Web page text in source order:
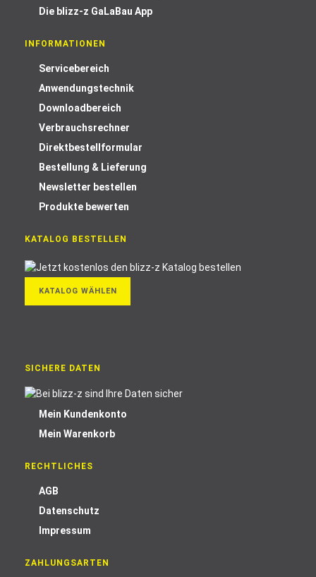
Die blizz-z GaLaBau App
INFORMATIONEN
Servicebereich
Anwendungstechnik
Downloadbereich
Verbrauchsrechner
Direktbestellformular
Bestellung & Lieferung
Newsletter bestellen
Produkte bewerten
KATALOG BESTELLEN
KATALOG WÄHLEN
SICHERE DATEN
Mein Kundenkonto
Mein Warenkorb
RECHTLICHES
AGB
Datenschutz
Impressum
ZAHLUNGSARTEN